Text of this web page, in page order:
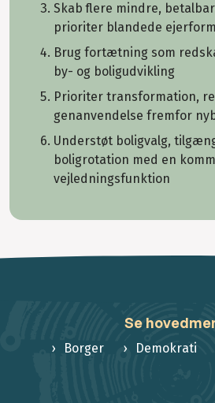
Skab flere mindre,
prioriter blandede
Brug fortætning som
by- og boligudvikling
Prioriter transformation,
genanvendelse fremfor
Understøt boligvalg,
boligrotation med en
vejledningsfunktion
Se
Borger Demokrati